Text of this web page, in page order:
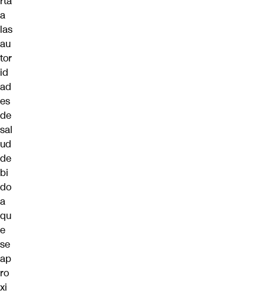
a
las
au
tor
id
ad
es
de
sal
ud
de
bi
do
a
qu
e
se
ap
ro
xi